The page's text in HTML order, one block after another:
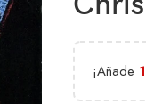
¡Añade